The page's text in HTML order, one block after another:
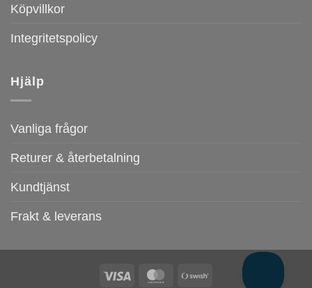
Köpvillkor
Integritetspolicy
Hjälp
Vanliga frågor
Returer & återbetalning
Kundtjänst
Frakt & leverans
Visa MasterCard